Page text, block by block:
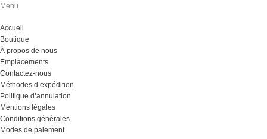
Menu
Accueil
Boutique
À propos de nous
Emplacements
Contactez-nous
Méthodes d’expédition
Politique d’annulation
Mentions légales
Conditions générales
Modes de paiement